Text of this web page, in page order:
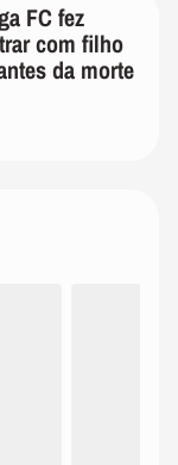
FC fez
com filho
da morte